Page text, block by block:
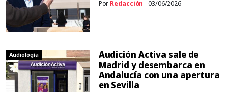
Por Redacción - 03/06/2026
Audiología
Audición Activa sale de
Madrid y desembarca en
Andalucía con una apertura
en Sevilla